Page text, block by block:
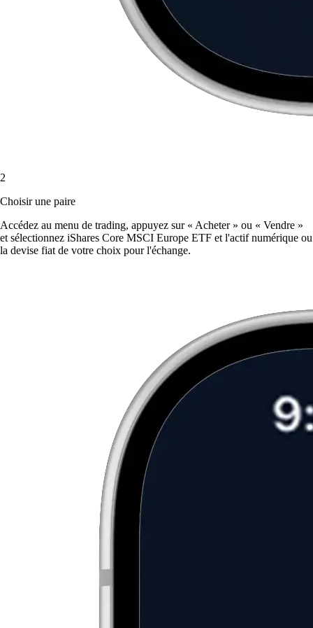
2
Choisir une paire
Accédez au menu de trading, appuyez sur « Acheter » ou « Vendre »
et sélectionnez iShares Core MSCI Europe ETF et l'actif numérique ou
la devise fiat de votre choix pour l'échange.